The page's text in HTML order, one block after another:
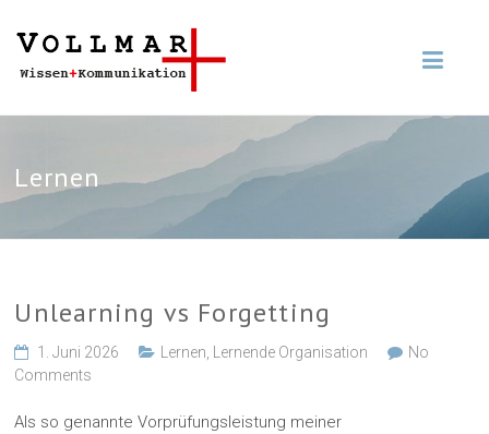
Lernen
Unlearning vs Forgetting
1. Juni 2026 Lernen Lernende Organisation
No
Comments
Als so genannte Vorprüfungsleistung meiner